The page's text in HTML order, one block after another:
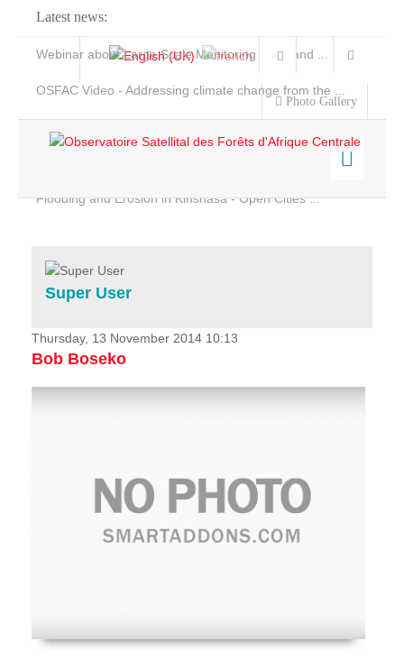
Latest news:
Webinar about Large Scale Monitoring and Land ...
OSFAC Video - Addressing climate change from the ...
Flooding and Erosion in Kinshasa - Open Cities ...
Photo Gallery
Home
Services
Projects
News & Stories
Super User
Thursday, 13 November 2014 10:13
Bob Boseko